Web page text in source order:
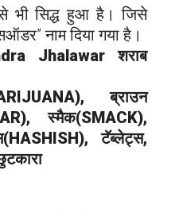
से भी सिद्ध हुआ है। जिसे
नाम दिया गया है।
Jhalawarशराब
ब्राउन
स्मैक(SMACK),
टॅब्लेट्स,